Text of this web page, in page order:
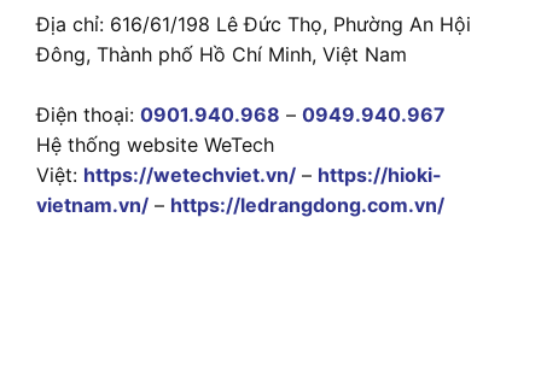
Địa chỉ: 616/61/198 Lê Đức Thọ, Phường An Hội
Đông, Thành phố Hồ Chí Minh, Việt Nam
Điện thoại: 0901.940.968 – 0949.940.967
Hệ thống website WeTech
Việt: https://wetechviet.vn/ – https://hioki-
vietnam.vn/ – https://ledrangdong.com.vn/